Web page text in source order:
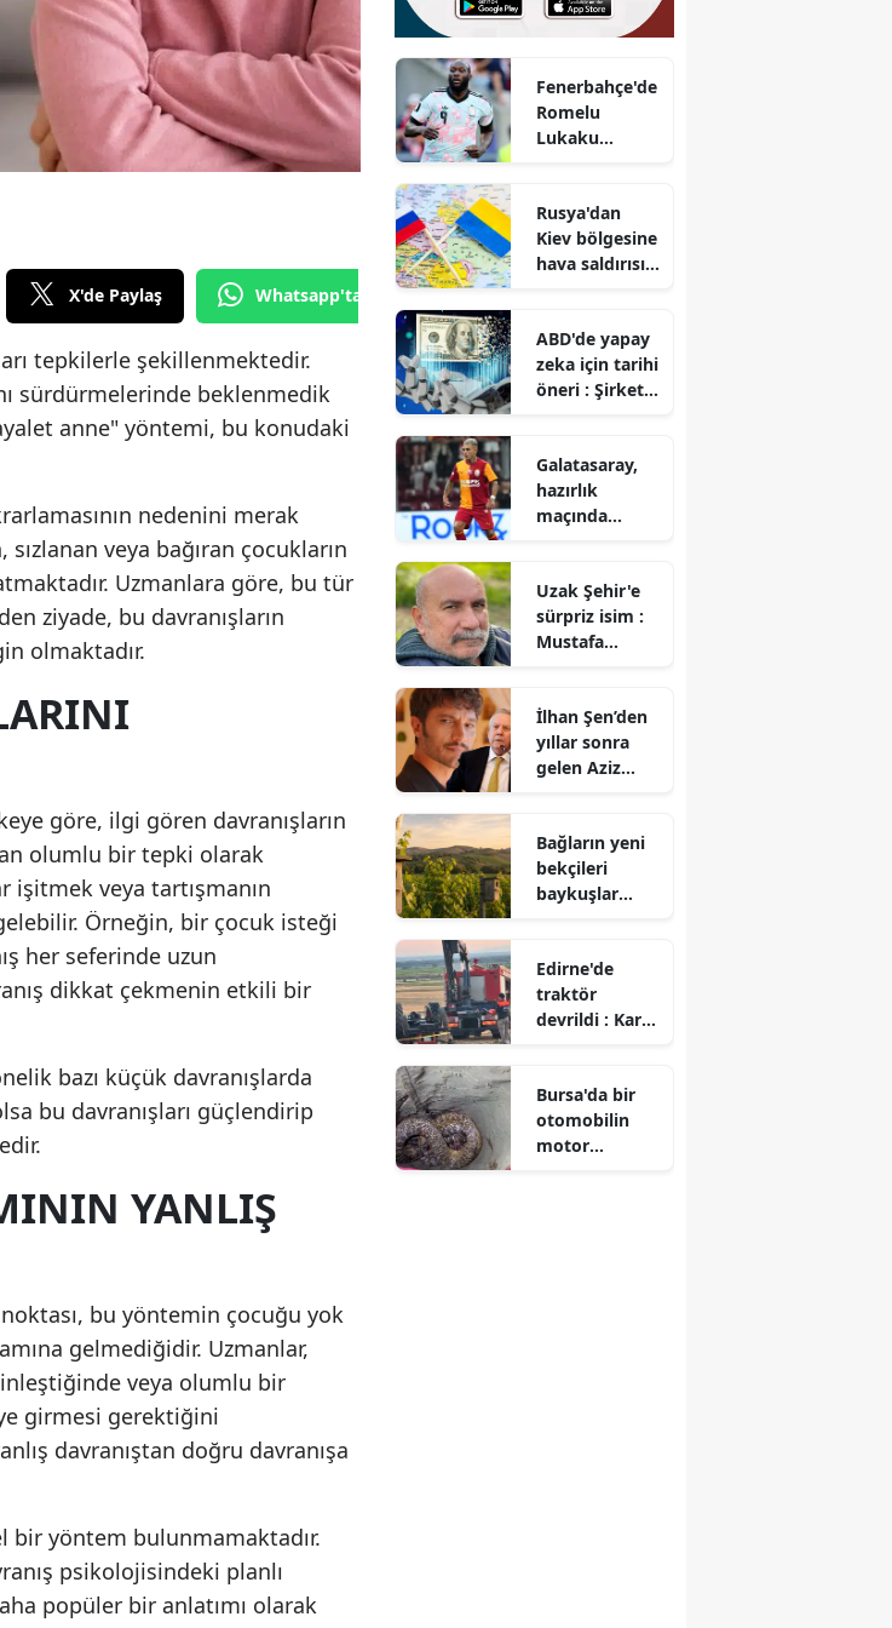
X'de Paylaş Whatsapp'tan Gönder
tepkilerle şekillenmektedir.
sürdürmelerinde beklenmedik
anne" yöntemi, bu konudaki
nedenini merak
veya bağıran çocukların
Uzmanlara göre, bu tür
ziyade, bu davranışların
olmaktadır.
göre, ilgi gören davranışların
olumlu bir tepki olarak
işitmek veya tartışmanın
Örneğin, bir çocuk isteği
her seferinde uzun
dikkat çekmenin etkili bir
bazı küçük davranışlarda
bu davranışları güçlendirip
YANLIŞ
noktası, bu yöntemin çocuğu yok
gelmediğidir. Uzmanlar,
veya olumlu bir
girmesi gerektiğini
davranıştan doğru davranışa
bir yöntem bulunmamaktadır.
psikolojisindeki planlı
popüler bir anlatımı olarak
Fenerbahçe'de
Romelu
Lukaku
hareketlendi
Rusya'dan
Kiev bölgesine
hava saldırısı :
kaybetti
ABD'de yapay
zeka için tarihi
öneri : Şirket
mi geçecek?
Galatasaray,
hazırlık
maçında
Uzak Şehir'e
sürpriz isim :
Mustafa
İlhan Şen’den
yıllar sonra
gelen Aziz
Bağların yeni
bekçileri
baykuşlar
kutusu
kuruldu
Edirne'de
traktör
devrildi : Karı
Bursa'da bir
otomobilin
motor